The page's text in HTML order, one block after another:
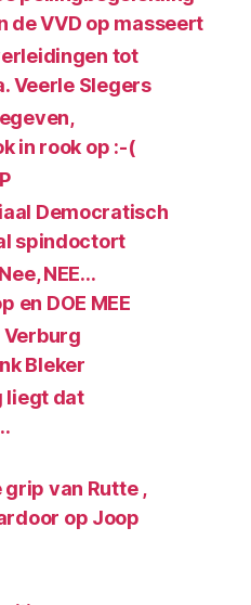
de VVD op masseert
tot
Veerle Slegers
in rook op :-(
Democratisch
spindoctort
NEE…
en DOE MEE
Verburg
Bleker
liegt dat
van Rutte ,
op Joop